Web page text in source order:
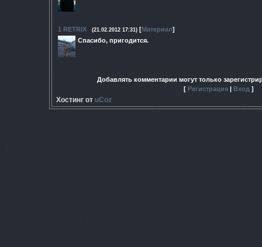
1 RETRIX (21.02.2012 17:31) [Материал]
Спасибо, пригодится.
Добавлять комментарии могут только
[ Регистрация | Вход ]
Хостинг от uCoz